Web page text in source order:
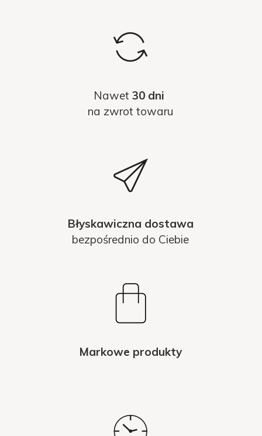
Nawet 30 dni
na zwrot towaru
Błyskawiczna dostawa
bezpośrednio do Ciebie
Markowe produkty